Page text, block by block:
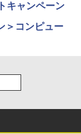
キャンペーン
＞コンピュー